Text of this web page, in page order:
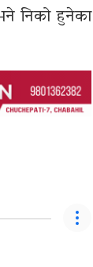
निको हुनेका